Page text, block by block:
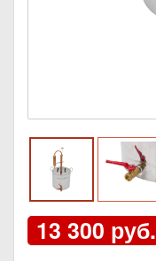
13 300 руб.